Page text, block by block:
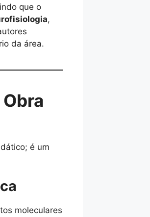
que o
,
da área.
é um
moleculares